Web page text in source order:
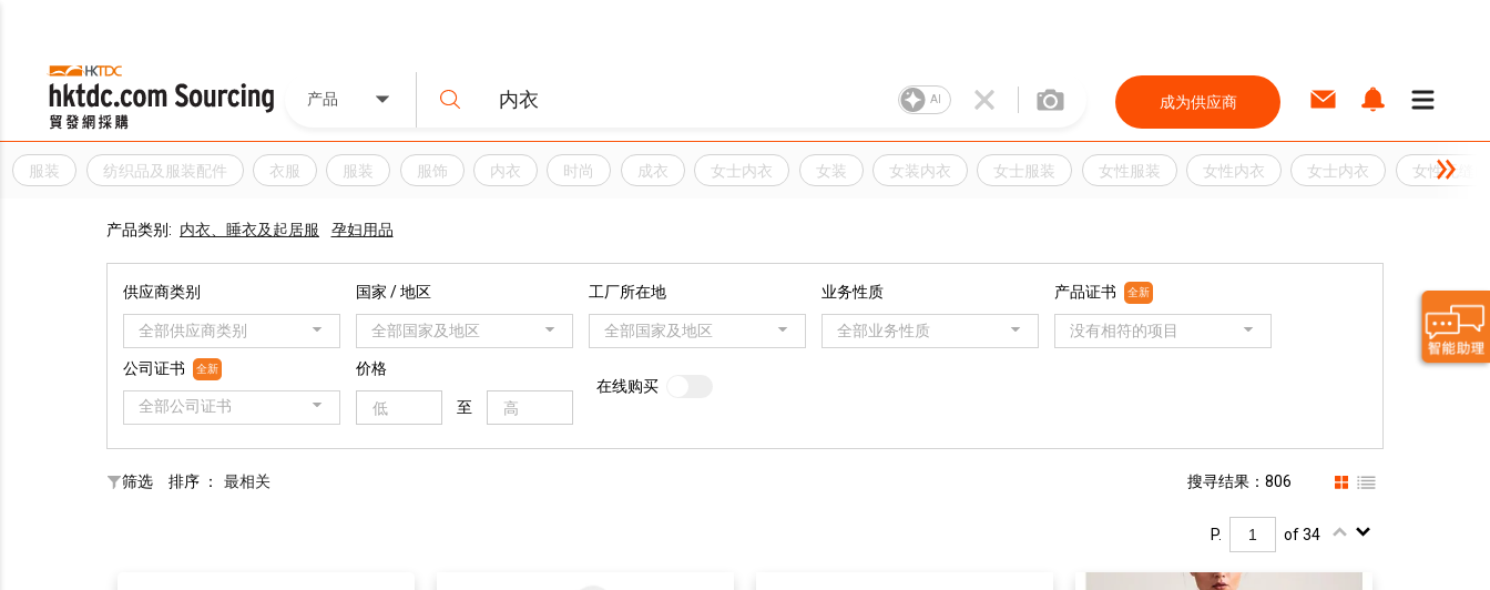
产品 AI 成为供应商
服装 纺织品及服装配件 衣服 服装 服饰 内衣 时尚 成衣 女士内衣 女装 女装内衣 女士服装 女性服装 女性内衣 女士内衣 女性无缝
产品类别: 内衣、睡衣及起居服 孕妇用品
供应商类别
全部供应商类别
国家 / 地区
全部国家及地区
工厂所在地
全部国家及地区
业务性质
全部业务性质
产品证书 全新
没有相符的项目
公司证书 全新
全部公司证书
价格
至
在线购买
筛选 排序 ： 最相关 搜寻结果：806
P. of 34